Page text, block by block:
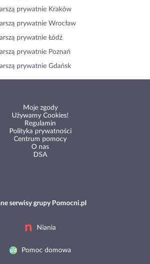
prywatnie Kraków
prywatnie Wrocław
prywatnie Łódź
prywatnie Poznań
prywatnie Gdańsk
Moje zgody
Używamy Cookies!
Regulamin
Polityka prywatności
Centrum pomocy
O nas
DSA
serwisy grupy Pomocni.pl
Niania
Pomoc domowa